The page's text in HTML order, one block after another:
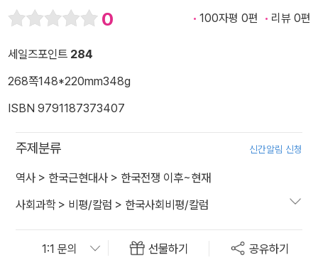
0 100자평 0편 리뷰 0편
세일즈포인트 284
268쪽148*220mm348g
ISBN 9791187373407
주제분류 신간알림 신청
역사 > 한국근현대사 > 한국전쟁 이후~현재
사회과학> 비평/칼럼 > 한국사회비평/칼럼
선물하기 공유하기